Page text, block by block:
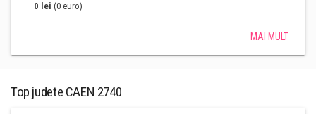
0 lei (0 euro)
MAI MULT
Top judete CAEN 2740